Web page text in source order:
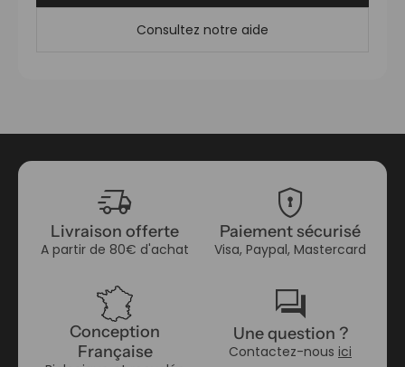
Consultez notre aide
delivery_truck_speed
Livraison offerte
A partir de 80€ d'achat
encrypted
Paiement sécurisé
Visa, Paypal, Mastercard
Conception
Française
forum
Une question ?
Contactez-nous ici